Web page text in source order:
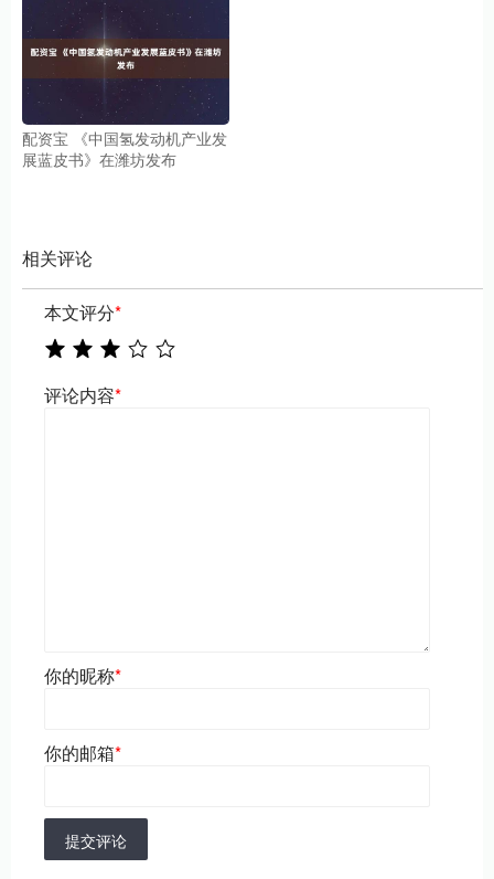
配资宝 《中国氢发动机产业发
展蓝皮书》在潍坊发布
相关评论
本文评分*
评论内容*
你的昵称*
你的邮箱*
提交评论